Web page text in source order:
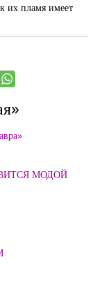
их пламя имеет
МОДОЙ